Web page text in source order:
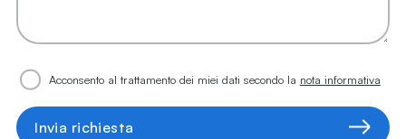
Acconsento al trattamento dei miei dati secondo la nota informativa
Invia richiesta